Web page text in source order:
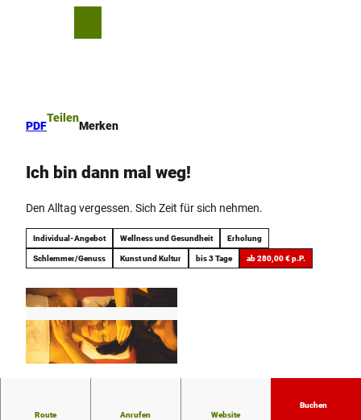
PDF
Teilen
Merken
Ich bin dann mal weg!
Den Alltag vergessen. Sich Zeit für sich nehmen.
Individual-Angebot Wellness und Gesundheit Erholung
Schlemmer/Genuss Kunst und Kultur bis 3 Tage ab 280,00 € p.P.
Route Anrufen Website
Buchen
Lassen Sie sich in der Bali Therme verwöhnen, und bummeln